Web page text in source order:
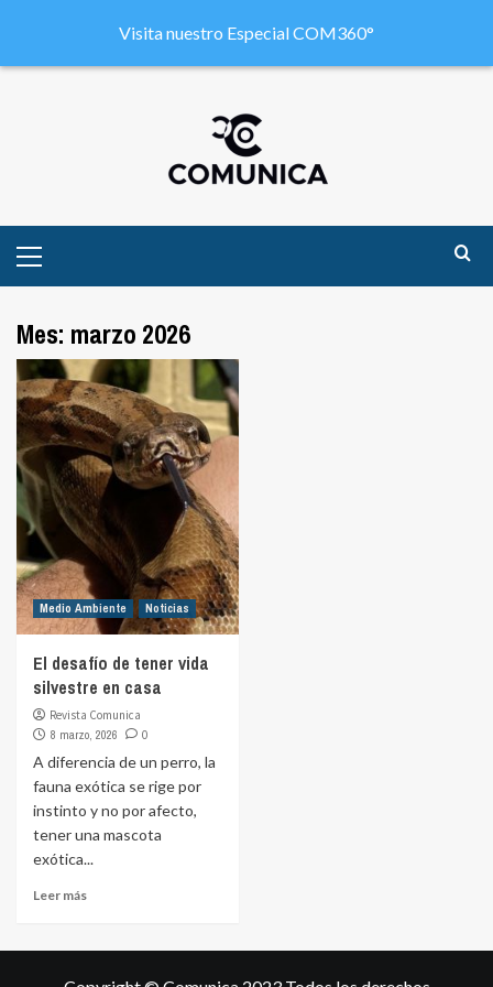
Mes: marzo 2026
Medio Ambiente Noticias
El desafío de tener vida
silvestre en casa
Revista Comunica
8 marzo, 2026
0
A diferencia de un perro, la
fauna exótica se rige por
instinto y no por afecto,
tener una mascota
exótica...
Leer más
Visita nuestro Especial COM360°